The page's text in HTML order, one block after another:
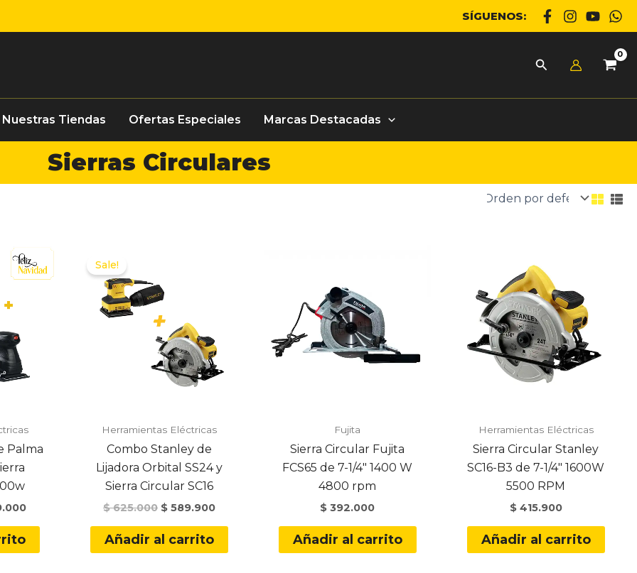
SÍGUENOS:
Nuestras Tiendas Ofertas Especiales Marcas Destacadas
Sierras Circulares
Palma
Current
$ 399.000.
Sale!
Herramientas Eléctricas
Combo Stanley de
Lijadora Orbital SS24 y
Sierra Circular SC16
$625.000 Original
was:
$ 625.000.
$589.900Current
Añadir al carrito
Fujita
Sierra Circular Fujita
FCS65 de 7-1/4″ 1400 W
4800 rpm
$ 392.000
Añadir al carrito
Herramientas Eléctricas
Sierra Circular Stanley
SC16-B3 de 7-1/4″ 1600W
5500 RPM
$415.900
Añadir al carrito